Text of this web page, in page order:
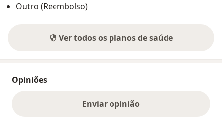
Outro (Reembolso)
Ver todos os planos de saúde
Opiniões
Enviar opinião